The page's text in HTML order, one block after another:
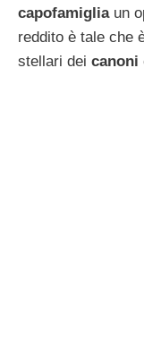
capofamiglia un
reddito è tale che
stellari dei canoni